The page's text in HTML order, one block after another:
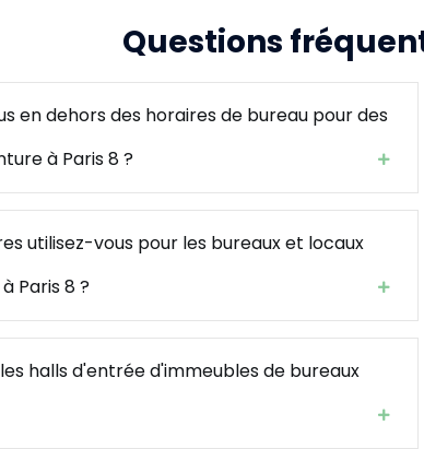
Questions
en dehors des horaires de bureau pour des
à Paris 8 ?
utilisez-vous pour les bureaux et locaux
Paris 8 ?
halls d'entrée d'immeubles de bureaux